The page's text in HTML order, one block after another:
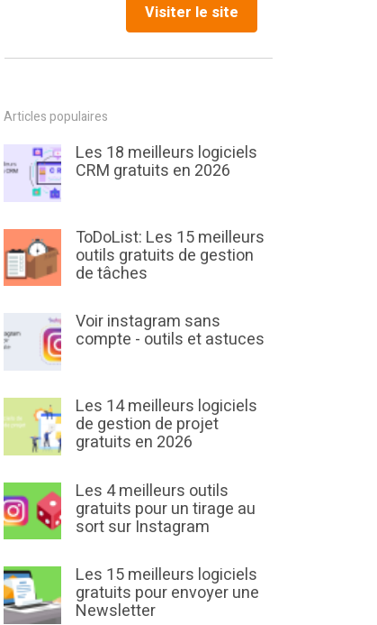
Visiter le site
Articles populaires
Les 18 meilleurs logiciels
CRM gratuits en 2026
ToDoList: Les 15 meilleurs
outils gratuits de gestion
de tâches
Voir instagram sans
compte - outils et astuces
Les 14 meilleurs logiciels
de gestion de projet
gratuits en 2026
Les 4 meilleurs outils
gratuits pour un tirage au
sort sur Instagram
Les 15 meilleurs logiciels
gratuits pour envoyer une
Newsletter